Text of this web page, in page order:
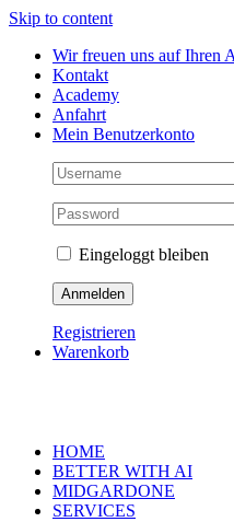
Skip to content
Wir freuen uns auf Ihren
Kontakt
Academy
Anfahrt
Mein Benutzerkonto
Eingeloggt bleiben
Registrieren
Warenkorb
HOME
BETTER WITH AI
MIDGARDONE
SERVICES